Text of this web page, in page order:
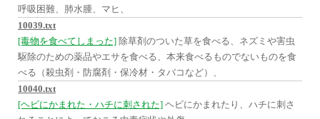
呼吸困難、肺水腫、マヒ、
10039.txt
[毒物を食べてしまった] 除草剤のついた草を食べる、ネズミや害虫
駆除のための薬品やエサを食べる、本来食べるものでないものを食
べる（殺虫剤・防腐剤・保冷材・タバコなど）、
10040.txt
[ヘビにかまれた・ハチに刺された] ヘビにかまれたり、ハチに刺さ